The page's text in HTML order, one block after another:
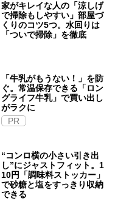
家がキレイな人の「涼しげ
で掃除もしやすい」部屋づ
くりのコツ5つ。水回りは
「ついで掃除」を徹底
「牛乳がもうない！」を防
ぐ。常温保存できる「ロン
グライフ牛乳」で買い出し
がラクに
PR
“コンロ横の小さい引き出
し”にジャストフィット。1
10円「調味料ストッカー」
で砂糖と塩をすっきり収納
できる